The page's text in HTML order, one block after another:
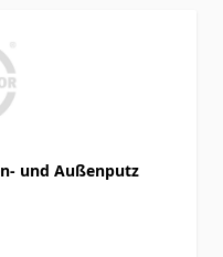
und Außenputz